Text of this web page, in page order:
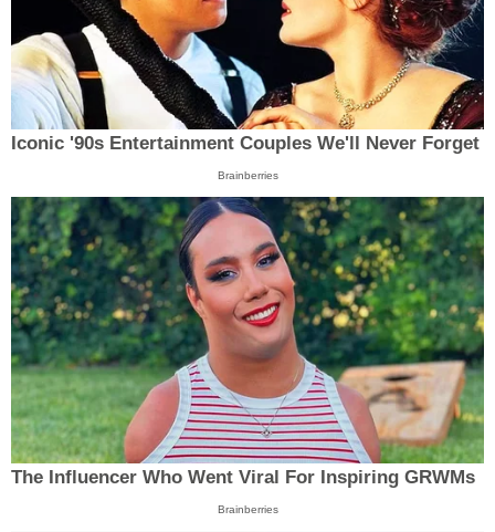
Iconic '90s Entertainment Couples We'll Never Forget
Brainberries
The Influencer Who Went Viral For Inspiring GRWMs
Brainberries